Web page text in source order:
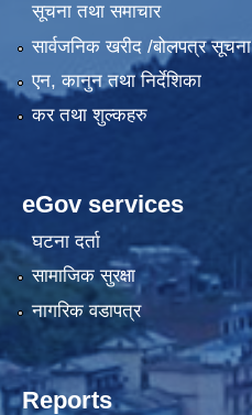
सूचना तथा समाचार
सार्वजनिक खरीद /बोलपत्र सूचना
एन, कानुन तथा निर्देशिका
कर तथा शुल्कहरु
eGov services
घटना दर्ता
सामाजिक सुरक्षा
नागरिक वडापत्र
Reports